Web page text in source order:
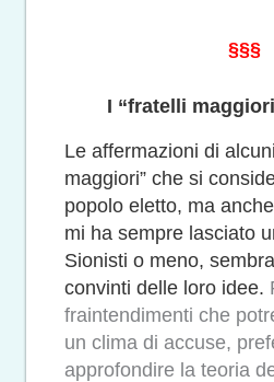
§§§
I “fratelli
Le affermazioni di
maggiori” che si
popolo eletto, ma
mi ha sempre lasciato
Sionisti o meno,
convinti delle loro idee.
fraintendimenti che
un clima di accuse,
approfondire la teoria